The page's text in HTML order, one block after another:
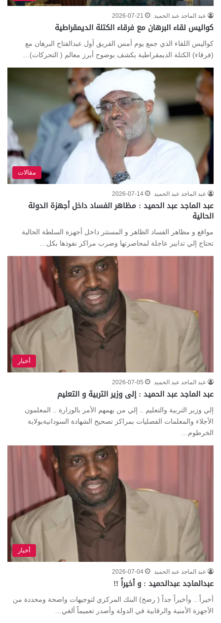
عبد الماجد عبد الحميد 2026-07-21
كواليس لقاء البرهان مع فرقاء الكتلة الديمقراطية
كواليس اللقاء الذي جمع يوم أمس الفريق أول عبدالفتاح البرهان مع
(فرقاء) الكتلة الديمقراطية يكشف بوضوح أبرز معالم ( التحركات)…
مقالات
عبد الماجد عبد الحميد 2026-07-14
عبد الماجد عبد الحميد : مظاهر الفساد داخل أجهزة الدولة
الحالية
مواقع و مظاهر الفساد الظاهر و المستتر داخل أجهزة السلطة الحالية
تحتاج إلي تدابير عاجلة لمحاصرتها وضرب مراكز نفوذها بكل…
أخبار
عبد الماجد عبد الحميد 2026-07-05
عبد الماجد عبد الحميد : إلى وزير التربية و التعليم
إلي وزير التربية والتعليم .. إلي من يهمهم الأمر بالوزارة .. المعلمون
الأجلاء والمعلمات الفضليات بمراكز تصحيح الشهادة السودانيةبولاية
الخرطوم…
أخبار
عبد الماجد عبد الحميد 2026-07-04
عبدالماجد عبدالحميد : و أخيراً !!
أخيراً .. وأخيراً جداً ( رضخ) البنك المركزي لتوجيهات واضحة ومحددة من
الأجهزة الأمنية والرقابية في الدولة وأصدر تعميماً ألغي…